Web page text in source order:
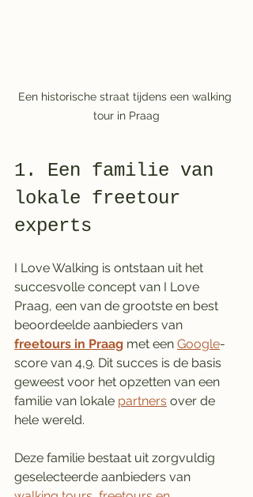
Een historische straat tijdens een walking
tour in Praag
1. Een familie van
lokale freetour
experts
I Love Walking is ontstaan uit het
succesvolle concept van I Love
Praag, een van de grootste en best
beoordeelde aanbieders van
freetours in Praag met een Google-
score van 4,9. Dit succes is de basis
geweest voor het opzetten van een
familie van lokale partners over de
hele wereld.
Deze familie bestaat uit zorgvuldig
geselecteerde aanbieders van